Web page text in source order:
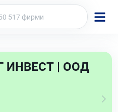
ИНВЕСТ | ООД